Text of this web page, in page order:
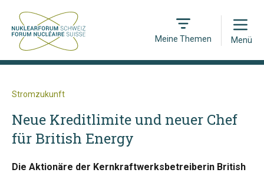
Meine Themen
Open
Menü
Stromzukunft
Neue Kreditlimite und neuer Chef
für British Energy
Die Aktionäre der Kernkraftwerksbetreiberin British